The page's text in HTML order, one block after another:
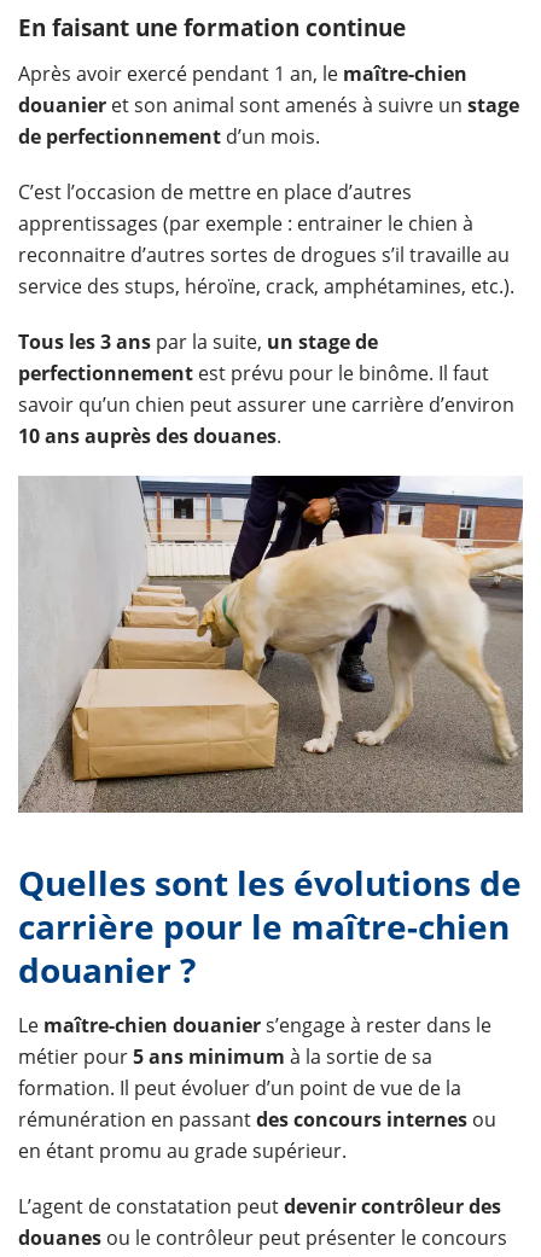
En faisant une formation continue
Après avoir exercé pendant 1 an, le maître-chien
douanier et son animal sont amenés à suivre un stage
de perfectionnement d’un mois.
C’est l’occasion de mettre en place d’autres
apprentissages (par exemple : entrainer le chien à
reconnaitre d’autres sortes de drogues s’il travaille au
service des stups, héroïne, crack, amphétamines, etc.).
Tous les 3 ans par la suite, un stage de
perfectionnement est prévu pour le binôme. Il faut
savoir qu’un chien peut assurer une carrière d’environ
10 ans auprès des douanes.
Quelles sont les évolutions de
carrière pour le maître-chien
douanier ?
Le maître-chien douaniers’engage à rester dans le
métier pour5 ans minimum à la sortie de sa
formation. Il peut évoluer d’un point de vue de la
rémunération en passantdes concours internes ou
en étant promu au grade supérieur.
L’agent de constatation peutdevenir contrôleur des
douanes ou le contrôleur peut présenter le concours